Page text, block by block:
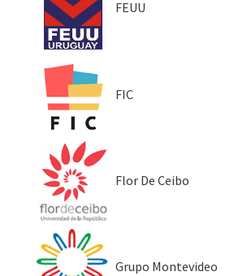
FEUU
FIC
Flor De Ceibo
Grupo Montevideo